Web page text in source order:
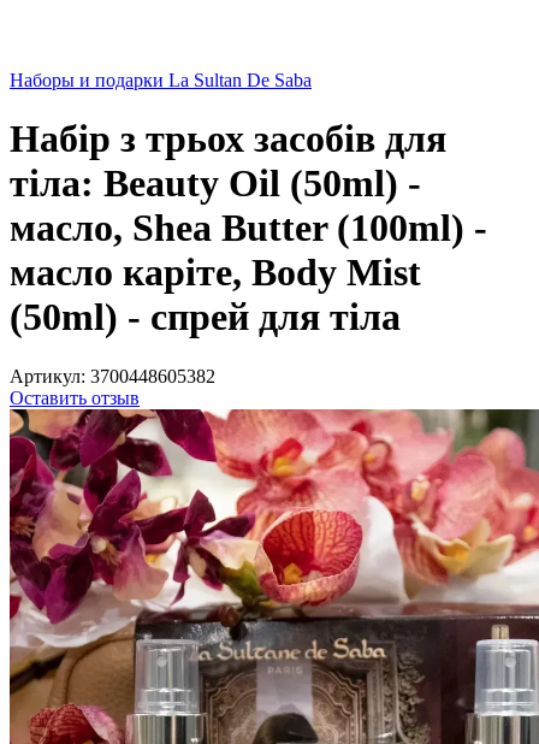
Наборы и подарки La Sultan De Saba
Набір з трьох засобів для
тіла: Beauty Oil (50ml) -
масло, Shea Butter (100ml) -
масло каріте, Body Mist
(50ml) - спрей для тіла
Артикул: 3700448605382
Оставить отзыв